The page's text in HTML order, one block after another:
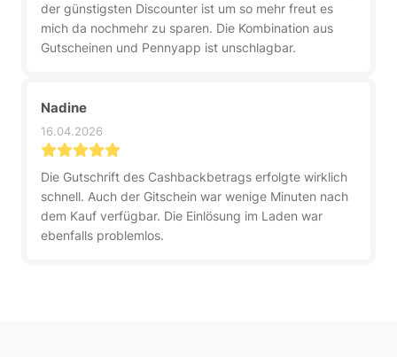
der günstigsten Discounter ist um so mehr freut es
mich da nochmehr zu sparen. Die Kombination aus
Gutscheinen und Pennyapp ist unschlagbar.
Nadine
16.04.2026
Die Gutschrift des Cashbackbetrags erfolgte wirklich
schnell. Auch der Gitschein war wenige Minuten nach
dem Kauf verfügbar. Die Einlösung im Laden war
ebenfalls problemlos.